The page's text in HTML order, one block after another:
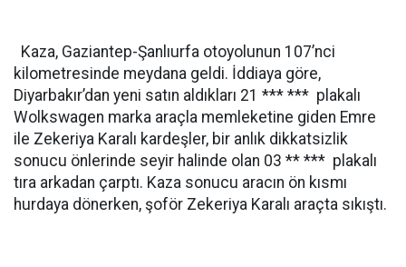
Kaza, Gaziantep-Şanlıurfa otoyolunun 107’nci
kilometresinde meydana geldi. İddiaya göre,
Diyarbakır’dan yeni satın aldıkları 21 *** *** plakalı
Wolkswagen marka araçla memleketine giden Emre
ile Zekeriya Karalı kardeşler, bir anlık dikkatsizlik
sonucu önlerinde seyir halinde olan 03 ** *** plakalı
tıra arkadan çarptı. Kaza sonucu aracın ön kısmı
hurdaya dönerken, şoför Zekeriya Karalı araçta sıkıştı.